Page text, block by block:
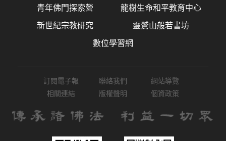
青年佛門探索營 龍樹生命和平教育中心
新世紀宗教研究 靈鷲山般若書坊
數位學習網
訂閱電子報 聯絡我們
網站導覽
相關連結
版權聲明 個資政策